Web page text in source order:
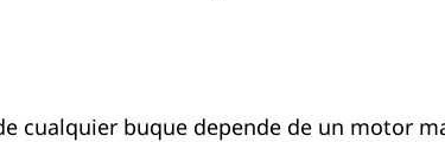
cualquier buque depende de un motor